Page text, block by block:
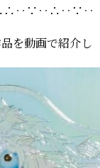
を動画で紹介し